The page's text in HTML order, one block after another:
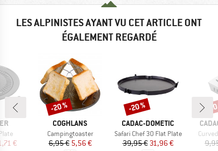
LES ALPINISTES AYANT VU CET ARTICLE ONT
ÉGALEMENT REGARDÉ
réduit
€
MARQUE
COGHLANS
Article
Campingtoaster
Prix
6,95 €Prix réduit
5,56 €
Remise
-20 %
MARQUE
CADAC-DOMETIC
Article
Safari Chef 30 Flat Plate
Prix
39,95 €Prix réduit
31,96 €
Remise
-20 %
Article
-